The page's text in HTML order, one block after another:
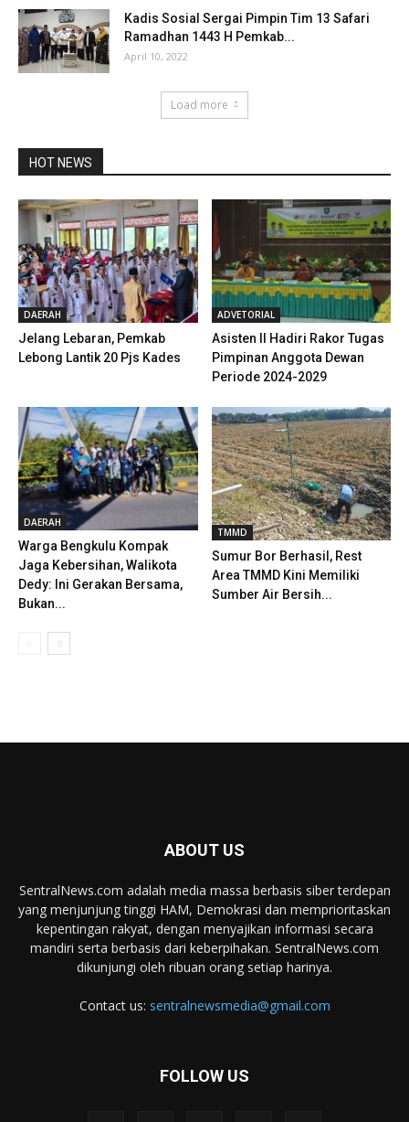
Kadis Sosial Sergai Pimpin Tim 13 Safari
Ramadhan 1443 H Pemkab...
April 10, 2022
Load more
HOT NEWS
DAERAH
Jelang Lebaran, Pemkab
Lebong Lantik 20 Pjs Kades
ADVETORIAL
Asisten II Hadiri Rakor Tugas
Pimpinan Anggota Dewan
Periode 2024-2029
DAERAH
Warga Bengkulu Kompak
Jaga Kebersihan, Walikota
Dedy: Ini Gerakan Bersama,
Bukan...
TMMD
Sumur Bor Berhasil, Rest
Area TMMD Kini Memiliki
Sumber Air Bersih...
ABOUT US
SentralNews.com adalah media massa berbasis siber terdepan
yang menjunjung tinggi HAM, Demokrasi dan memprioritaskan
kepentingan rakyat, dengan menyajikan informasi secara
mandiri serta berbasis dari keberpihakan. SentralNews.com
dikunjungi oleh ribuan orang setiap harinya.
Contact us: sentralnewsmedia@gmail.com
FOLLOW US